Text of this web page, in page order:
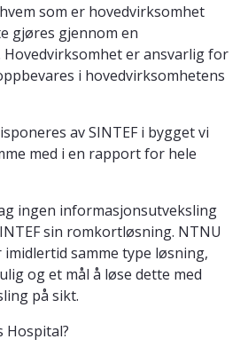
som er hovedvirksomhet
gjøres gjennom en
Hovedvirksomhet er ansvarlig for
i hovedvirksomhetens
av SINTEF i bygget vi
med i en rapport for hele
ingen informasjonsutveksling
sin romkortløsning. NTNU
imidlertid samme type løsning,
og et mål å løse dette med
på sikt.
Hospital?